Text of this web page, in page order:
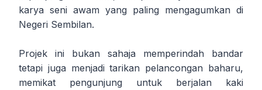
karya seni awam yang paling mengagumkan di
Negeri Sembilan.
Projek ini bukan sahaja memperindah bandar
tetapi juga menjadi tarikan pelancongan baharu,
memikat pengunjung untuk berjalan kaki